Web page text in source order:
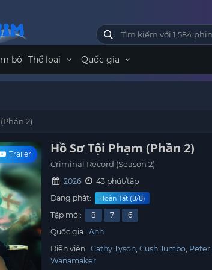
bộ Thể loại Quốc gia
2)
Trailer Hồ Sơ Tội Phạm (Phần 2)
Criminal Record (Season 2)
2026
43 phút/tập
Đang phát:
Hoàn Tất (8/8)
Tập mới: 8 7
6
Quốc gia: Anh
Diễn viên: Cathy Tyson Cush Jumbo Peter
Wanamaker